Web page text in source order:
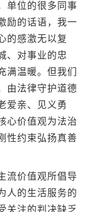
单位的很多同事
励的话语，我一
的感激无以复
、对事业的忠
满温暖。但我们
由法律守护道德
爱亲、见义勇
心价值观为法治
性约束弘扬真善
流价值观所倡导
人的生活服务的
关注的判决缺乏